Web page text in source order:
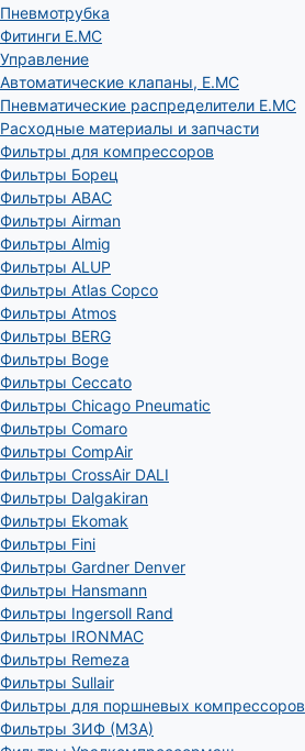
Пневмотрубка
Фитинги E.MC
Управление
Автоматические клапаны, Е.МС
Пневматические распределители E.MC
Расходные материалы и запчасти
Фильтры для компрессоров
Фильтры Борец
Фильтры ABAC
Фильтры Airman
Фильтры Almig
Фильтры ALUP
Фильтры Atlas Copco
Фильтры Atmos
Фильтры BERG
Фильтры Boge
Фильтры Ceccato
Фильтры Chicago Pneumatic
Фильтры Comaro
Фильтры CompAir
Фильтры CrossAir DALI
Фильтры Dalgakiran
Фильтры Ekomak
Фильтры Fini
Фильтры Gardner Denver
Фильтры Hansmann
Фильтры Ingersoll Rand
Фильтры IRONMAC
Фильтры Remeza
Фильтры Sullair
Фильтры для поршневых компрессоров
Фильтры ЗИФ (МЗА)